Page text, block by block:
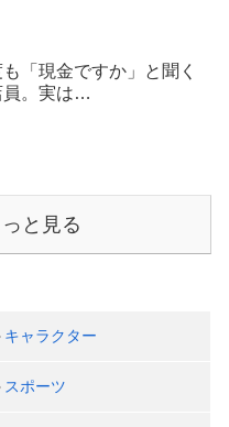
「現金ですか」と聞く
員。実は…
と見る
キャラクター
スポーツ